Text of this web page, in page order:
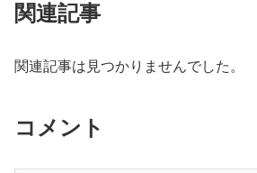
関連記事
関連記事は見つかりませんでした。
コメント